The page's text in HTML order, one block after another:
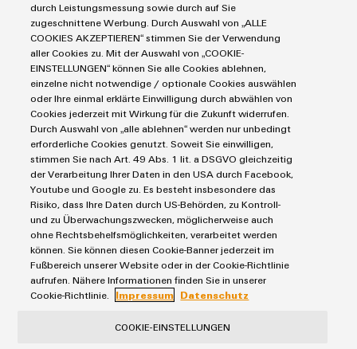
Blocs de jonction
Blocs de jonction enfichables pour circuit imprimé
Protection contre la foudre et les surtensions
Commandes et Edge
Outils d'ingénierie et de visualisation
Outils professionnels
Solutions
Automatisation décentralisée
Solutions de gestion énergétique
IoT industriel
E-mobilité
Énergie photovoltaïque
Smart Cabinet Building
Solutions Workplace
Service
Rails de raccordement équipés
Boîtiers modifiés et équipés
Service de livraison rapide
Conseils en matière de connectivité
Weidmüller Configurator
Données techniques
eShop
Marchés et industries
Machine et Automatisation d'usines
Énergie
Transport
Fabricant d'équipements
Process
Distribution
Réseau de partenaires IIoT et automatisation
Conditions générales
Politique de confidentialité
Mentions légales
Contacts e-mail
Politique relative aux cookies
Weidmüller Schweiz AG
durch Leistungsmessung sowie durch auf Sie
zugeschnittene Werbung. Durch Auswahl von „ALLE
COOKIES AKZEPTIEREN“ stimmen Sie der Verwendung
aller Cookies zu. Mit der Auswahl von „COOKIE-
EINSTELLUNGEN“ können Sie alle Cookies ablehnen,
einzelne nicht notwendige / optionale Cookies auswählen
oder Ihre einmal erklärte Einwilligung durch abwählen von
Cookies jederzeit mit Wirkung für die Zukunft widerrufen.
Durch Auswahl von „alle ablehnen“ werden nur unbedingt
erforderliche Cookies genutzt. Soweit Sie einwilligen,
stimmen Sie nach Art. 49 Abs. 1 lit. a DSGVO gleichzeitig
der Verarbeitung Ihrer Daten in den USA durch Facebook,
Youtube und Google zu. Es besteht insbesondere das
Risiko, dass Ihre Daten durch US-Behörden, zu Kontroll-
und zu Überwachungszwecken, möglicherweise auch
ohne Rechtsbehelfsmöglichkeiten, verarbeitet werden
können. Sie können diesen Cookie-Banner jederzeit im
Fußbereich unserer Website oder in der Cookie-Richtlinie
aufrufen. Nähere Informationen finden Sie in unserer
Cookie-Richtlinie.
Impressum Datenschutz
COOKIE-EINSTELLUNGEN